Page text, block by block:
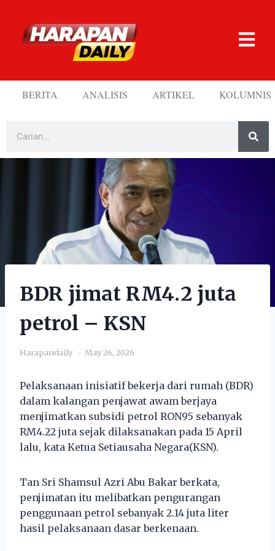
BERITA ANALISIS ARTIKEL KOLUMNIS
BDR jimat RM4.2 juta
petrol – KSN
Harapandaily May 26, 2026
Pelaksanaan inisiatif bekerja dari rumah (BDR)
dalam kalangan penjawat awam berjaya
menjimatkan subsidi petrol RON95 sebanyak
RM4.22 juta sejak dilaksanakan pada 15 April
lalu, kata Ketua Setiausaha Negara(KSN).
Tan Sri Shamsul Azri Abu Bakar berkata,
penjimatan itu melibatkan pengurangan
penggunaan petrol sebanyak 2.14 juta liter
hasil pelaksanaan dasar berkenaan.